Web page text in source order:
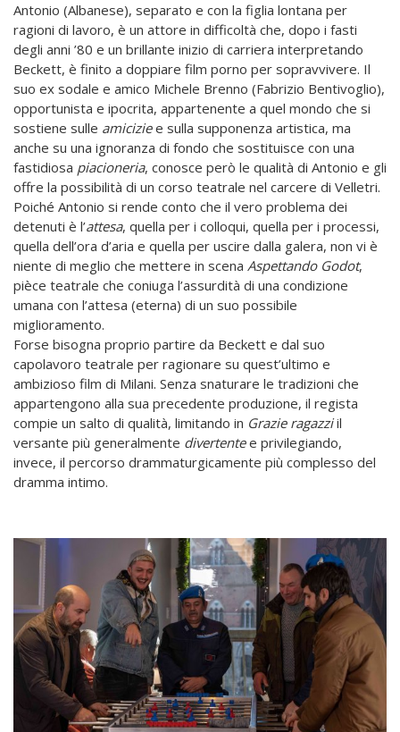
Antonio (Albanese), separato e con la figlia lontana per
ragioni di lavoro, è un attore in difficoltà che, dopo i fasti
degli anni ’80 e un brillante inizio di carriera interpretando
Beckett, è finito a doppiare film porno per sopravvivere. Il
suo ex sodale e amico Michele Brenno (Fabrizio Bentivoglio),
opportunista e ipocrita, appartenente a quel mondo che si
sostiene sulle amiciziee sulla supponenza artistica, ma
anche su una ignoranza di fondo che sostituisce con una
fastidiosa piacioneria, conosce però le qualità di Antonio e gli
offre la possibilità di un corso teatrale nel carcere di Velletri.
Poiché Antonio si rende conto che il vero problema dei
detenuti è l’attesa, quella per i colloqui, quella per i processi,
quella dell’ora d’aria e quella per uscire dalla galera, non vi è
niente di meglio che mettere in scena Aspettando Godot,
pièce teatrale che coniuga l’assurdità di una condizione
umana con l’attesa (eterna) di un suo possibile
miglioramento.
Forse bisogna proprio partire da Beckett e dal suo
capolavoro teatrale per ragionare su quest’ultimo e
ambizioso film di Milani. Senza snaturare le tradizioni che
appartengono alla sua precedente produzione, il regista
compie un salto di qualità, limitando in Grazie ragazziil
versante più generalmente divertentee privilegiando,
invece, il percorso drammaturgicamente più complesso del
dramma intimo.